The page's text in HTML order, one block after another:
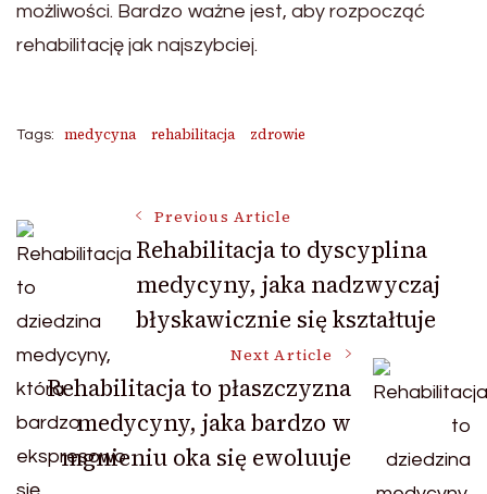
możliwości. Bardzo ważne jest, aby rozpocząć
rehabilitację jak najszybciej.
Tags: medycyna rehabilitacja zdrowie
Post
Navigation
Previous Article
Rehabilitacja to dyscyplina
medycyny, jaka nadzwyczaj
błyskawicznie się kształtuje
Next Article
Rehabilitacja to płaszczyzna
medycyny, jaka bardzo w
mgnieniu oka się ewoluuje